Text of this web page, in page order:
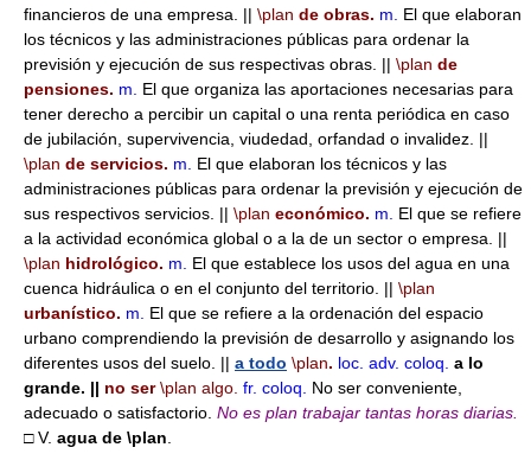
financieros de una empresa. || \plan de obras. m.
El que elaboran
los técnicos y las administraciones públicas para ordenar la
previsión y ejecución de sus respectivas obras. || \plan de
pensiones. m.
El que organiza las aportaciones necesarias para
tener derecho a percibir un capital o una renta periódica en caso
de jubilación, supervivencia, viudedad, orfandad o invalidez. ||
\plan de servicios. m.
El que elaboran los técnicos y las
administraciones públicas para ordenar la previsión y ejecución de
sus respectivos servicios. || \plan económico. m.
El que se refiere
a la actividad económica global o a la de un sector o empresa. ||
\plan hidrológico. m.
El que establece los usos del agua en una
cuenca hidráulica o en el conjunto del territorio. || \plan
urbanístico. m.
El que se refiere a la ordenación del espacio
urbano comprendiendo la previsión de desarrollo y asignando los
diferentes usos del suelo. || a todo \plan. loc. adv. coloq. a lo
grande. || no ser\plan algo. fr. coloq.
No ser conveniente,
adecuado o satisfactorio. No es plan trabajar tantas horas diarias.
□ V. agua de \plan